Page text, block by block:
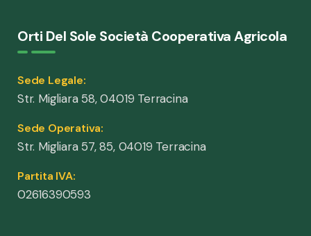
Orti Del Sole Società Cooperativa Agricola
Sede Legale:
Str. Migliara 58, 04019 Terracina
Sede Operativa:
Str. Migliara 57, 85, 04019 Terracina
Partita IVA:
02616390593